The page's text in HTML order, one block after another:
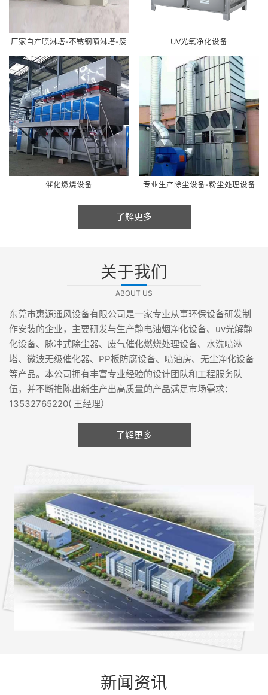
厂家自产喷淋塔-不锈钢喷淋塔-废
气处理工艺-PP喷淋塔
UV光氧净化设备
催化燃烧设备 专业生产除尘设备-粉尘处理设备
了解更多
关于我们
ABOUT US
东莞市惠源通风设备有限公司是一家专业从事环保设备研发制
作安装的企业，主要研发与生产静电油烟净化设备、uv光解静
化设备、脉冲式除尘器、废气催化燃烧处理设备、水洗喷淋
塔、微波无级催化器、PP板防腐设备、喷油房、无尘净化设备
等产品。本公司拥有丰富专业经验的设计团队和工程服务队
伍，并不断推陈出新生产出高质量的产品满足市场需求：
13532765220( 王经理）
了解更多
新闻资讯